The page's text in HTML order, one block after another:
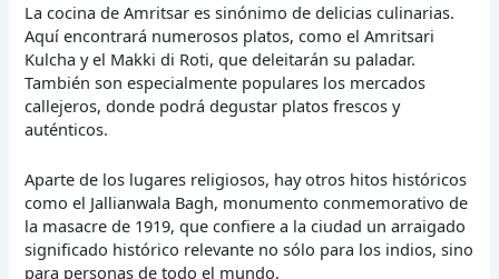
La cocina de Amritsar es sinónimo de delicias culinarias.
Aquí encontrará numerosos platos, como el Amritsari
Kulcha y el Makki di Roti, que deleitarán su paladar.
También son especialmente populares los mercados
callejeros, donde podrá degustar platos frescos y
auténticos.
Aparte de los lugares religiosos, hay otros hitos históricos
como el Jallianwala Bagh, monumento conmemorativo de
la masacre de 1919, que confiere a la ciudad un arraigado
significado histórico relevante no sólo para los indios, sino
para personas de todo el mundo.